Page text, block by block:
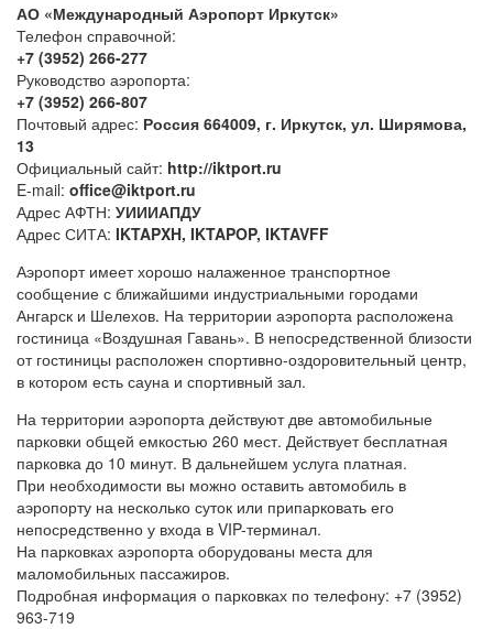
АО «Международный Аэропорт Иркутск»
Телефон справочной:
+7 (3952) 266-277
Руководство аэропорта:
+7 (3952) 266-807
Почтовый адрес: Россия 664009, г. Иркутск, ул. Ширямова,
13
Официальный сайт: http://iktport.ru
E-mail: office@iktport.ru
Адрес АФТН: УИИИАПДУ
Адрес СИТА: IKTAPXH, IKTAPOP, IKTAVFF
Аэропорт имеет хорошо налаженное транспортное
сообщение с ближайшими индустриальными городами
Ангарск и Шелехов. На территории аэропорта расположена
гостиница «Воздушная Гавань». В непосредственной близости
от гостиницы расположен спортивно-оздоровительный центр,
в котором есть сауна и спортивный зал.
На территории аэропорта действуют две автомобильные
парковки общей емкостью 260 мест. Действует бесплатная
парковка до 10 минут. В дальнейшем услуга платная.
При необходимости вы можно оставить автомобиль в
аэропорту на несколько суток или припарковать его
непосредственно у входа в VIP-терминал.
На парковках аэропорта оборудованы места для
маломобильных пассажиров.
Подробная информация о парковках по телефону: +7 (3952)
963-719